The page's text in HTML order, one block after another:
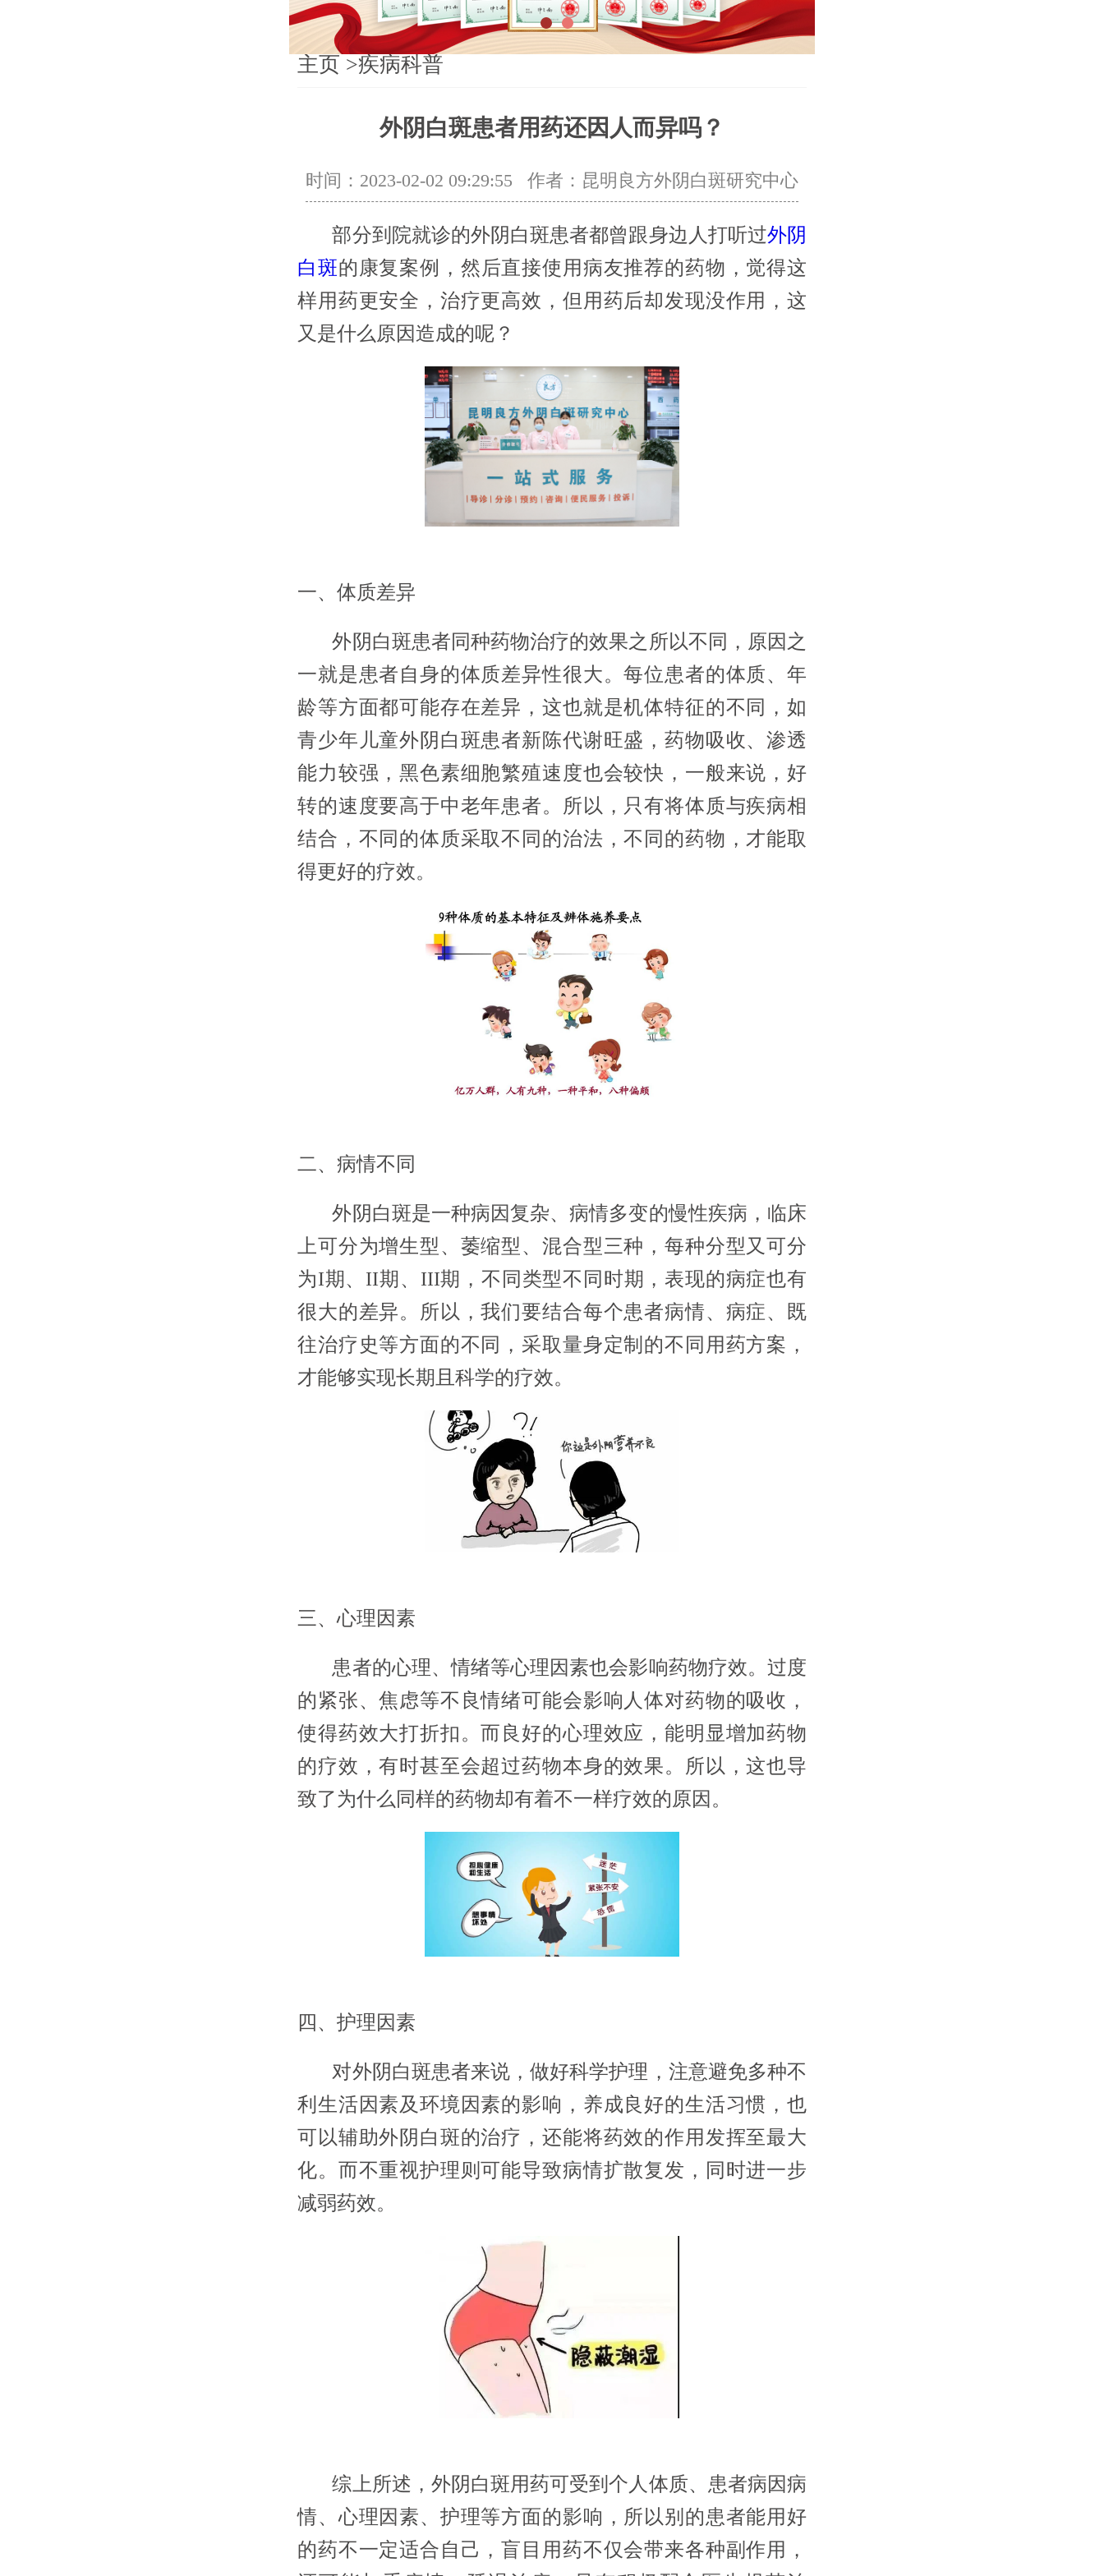
主页 >疾病科普
外阴白斑患者用药还因人而异吗？
时间：2023-02-02 09:29:55 作者：昆明良方外阴白斑研究中心
部分到院就诊的外阴白斑患者都曾跟身边人打听过外阴
白斑的康复案例，然后直接使用病友推荐的药物，觉得这
样用药更安全，治疗更高效，但用药后却发现没作用，这
又是什么原因造成的呢？
一、体质差异
外阴白斑患者同种药物治疗的效果之所以不同，原因之
一就是患者自身的体质差异性很大。每位患者的体质、年
龄等方面都可能存在差异，这也就是机体特征的不同，如
青少年儿童外阴白斑患者新陈代谢旺盛，药物吸收、渗透
能力较强，黑色素细胞繁殖速度也会较快，一般来说，好
转的速度要高于中老年患者。所以，只有将体质与疾病相
结合，不同的体质采取不同的治法，不同的药物，才能取
得更好的疗效。
二、病情不同
外阴白斑是一种病因复杂、病情多变的慢性疾病，临床
上可分为增生型、萎缩型、混合型三种，每种分型又可分
为I期、II期、III期，不同类型不同时期，表现的病症也有
很大的差异。所以，我们要结合每个患者病情、病症、既
往治疗史等方面的不同，采取量身定制的不同用药方案，
才能够实现长期且科学的疗效。
三、心理因素
患者的心理、情绪等心理因素也会影响药物疗效。过度
的紧张、焦虑等不良情绪可能会影响人体对药物的吸收，
使得药效大打折扣。而良好的心理效应，能明显增加药物
的疗效，有时甚至会超过药物本身的效果。所以，这也导
致了为什么同样的药物却有着不一样疗效的原因。
四、护理因素
对外阴白斑患者来说，做好科学护理，注意避免多种不
利生活因素及环境因素的影响，养成良好的生活习惯，也
可以辅助外阴白斑的治疗，还能将药效的作用发挥至最大
化。而不重视护理则可能导致病情扩散复发，同时进一步
减弱药效。
综上所述，外阴白斑用药可受到个人体质、患者病因病
情、心理因素、护理等方面的影响，所以别的患者能用好
的药不一定适合自己，盲目用药不仅会带来各种副作用，